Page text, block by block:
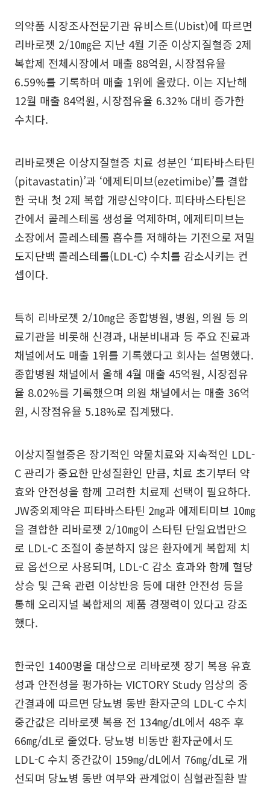
의약품 시장조사전문기관 유비스트(Ubist)에 따르면
리바로젯 2/10㎎은 지난 4월 기준 이상지질혈증 2제
복합제 전체시장에서 매출 88억원, 시장점유율
6.59%를 기록하며 매출 1위에 올랐다. 이는 지난해
12월 매출 84억원, 시장점유율 6.32% 대비 증가한
수치다.
리바로젯은 이상지질혈증 치료 성분인 ‘피타바스타틴
(pitavastatin)’과 ‘에제티미브(ezetimibe)’를 결합
한 국내 첫 2제 복합 개량신약이다. 피타바스타틴은
간에서 콜레스테롤 생성을 억제하며, 에제티미브는
소장에서 콜레스테롤 흡수를 저해하는 기전으로 저밀
도지단백 콜레스테롤(LDL-C) 수치를 감소시키는 컨
셉이다.
특히 리바로젯 2/10㎎은 종합병원, 병원, 의원 등 의
료기관을 비롯해 신경과, 내분비내과 등 주요 진료과
채널에서도 매출 1위를 기록했다고 회사는 설명했다.
종합병원 채널에서 올해 4월 매출 45억원, 시장점유
율 8.02%를 기록했으며 의원 채널에서는 매출 36억
원, 시장점유율 5.18%로 집계됐다.
이상지질혈증은 장기적인 약물치료와 지속적인 LDL-
C 관리가 중요한 만성질환인 만큼, 치료 초기부터 약
효와 안전성을 함께 고려한 치료제 선택이 필요하다.
JW중외제약은 피타바스타틴 2㎎과 에제티미브 10㎎
을 결합한 리바로젯 2/10㎎이 스타틴 단일요법만으
로 LDL-C 조절이 충분하지 않은 환자에게 복합제 치
료 옵션으로 사용되며, LDL-C 감소 효과와 함께 혈당
상승 및 근육 관련 이상반응 등에 대한 안전성 등을
통해 오리지널 복합제의 제품 경쟁력이 있다고 강조
했다.
한국인 1400명을 대상으로 리바로젯 장기 복용 유효
성과 안전성을 평가하는 VICTORY Study 임상의 중
간결과에 따르면 당뇨병 동반 환자군의 LDL-C 수치
중간값은 리바로젯 복용 전 134㎎/dL에서 48주 후
66㎎/dL로 줄었다. 당뇨병 비동반 환자군에서도
LDL-C 수치 중간값이 159㎎/dL에서 76㎎/dL로 개
선되며 당뇨병 동반 여부와 관계없이 심혈관질환 발